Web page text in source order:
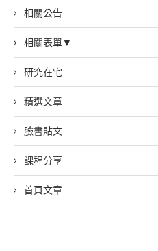
相關公告
相關表單▼
研究在宅
精選文章
臉書貼文
課程分享
首頁文章